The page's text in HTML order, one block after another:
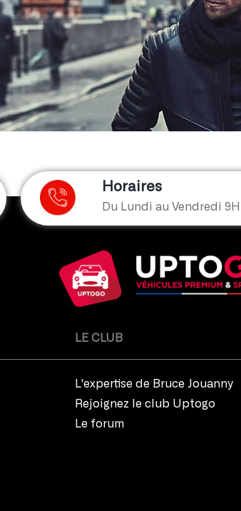
Horaires
Du Lundi au Vendredi
LE CLUB
L'expertise de Bruce Jouanny
Rejoignez le club Uptogo
Le forum